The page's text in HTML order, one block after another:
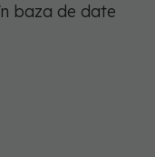
baza de date